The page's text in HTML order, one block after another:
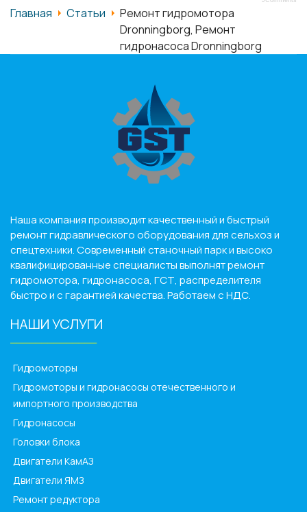
Главная Статьи
Ремонт гидромотора
Dronningborg, Ремонт
гидронасоса Dronningborg
Наша компания производит качественный и быстрый
ремонт гидравлического оборудования для сельхоз и
спецтехники. Современный станочный парк и высоко
квалифицированные специалисты выполнят ремонт
гидромотора, гидронасоса, ГСТ, распределителя
быстро и с гарантией качества. Работаем с НДС.
НАШИ УСЛУГИ
Гидромоторы
Гидромоторы и гидронасосы отечественного и
импортного производства
Гидронасосы
Головки блока
Двигатели КамАЗ
Двигатели ЯМЗ
Ремонт редуктора